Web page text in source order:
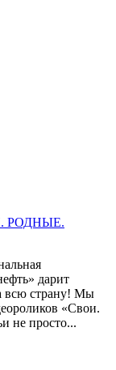
РОДНЫЕ.
дарит
всю страну! Мы
«Свои.
не просто...